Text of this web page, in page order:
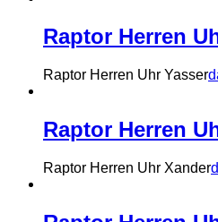
Raptor Herren
Raptor Herren Uhr Yasser
Raptor Herren
Raptor Herren Uhr Xander